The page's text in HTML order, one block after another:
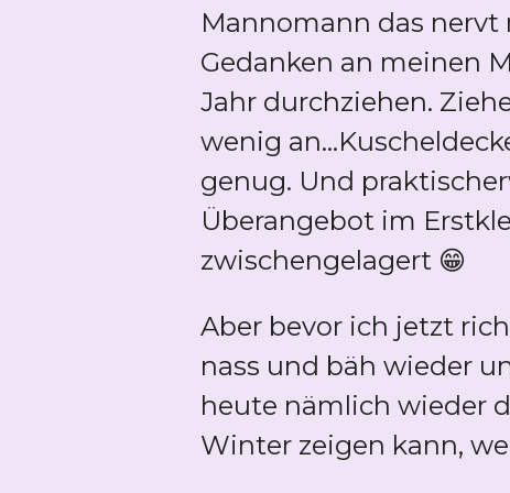
Mannomann das
Gedanken an meinen
Jahr durchziehen.
wenig
genug. Und
Überangebot im
zwischengelagert 😁
Aber bevor ich jetzt
nass und bäh wieder
heute nämlich wieder
Winter zeigen kann,